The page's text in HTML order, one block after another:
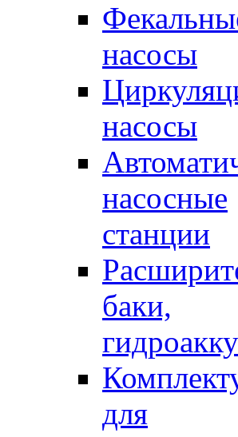
насосы
насосы
насосные
станции
баки,
для